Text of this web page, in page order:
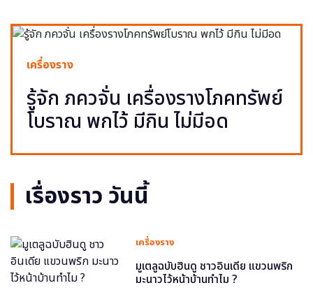
เครื่องราง
รู้จัก ภควจั่น เครื่องรางโภคทรัพย์
โบราณ พกไว้ มีกิน ไม่มีอด
เรื่องราว วันนี้
เครื่องราง
มูเตลูฉบับฮินดู ชาวอินเดีย แขวนพริก
มะนาวไว้หน้าบ้านทำไม ?